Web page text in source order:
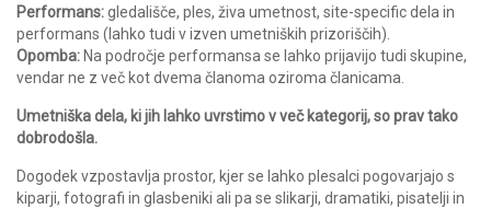
Performans:gledališče, ples, živa umetnost, site-specific dela in
performans (lahko tudi v izven umetniških prizoriščih).
Opomba:Na področje performansa se lahko prijavijo tudi skupine,
vendar ne z več kot dvema članoma oziroma članicama.
Umetniška dela, ki jih lahko uvrstimo v več kategorij, so prav tako
dobrodošla.
Dogodek vzpostavlja prostor, kjer se lahko plesalci pogovarjajo s
kiparji, fotografi in glasbeniki ali pa se slikarji, dramatiki, pisatelji in